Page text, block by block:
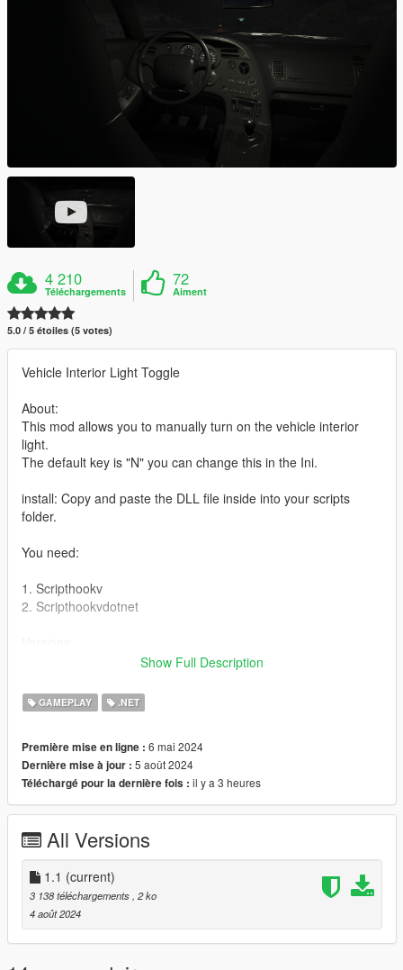
4 210
Téléchargements
72
Aiment
5.0 / 5 étoiles (5 votes)
Vehicle Interior Light Toggle
About:
This mod allows you to manually turn on the vehicle interior
light.
The default key is "N" you can change this in the Ini.
install: Copy and paste the DLL file inside into your scripts
folder.
You need:
1. Scripthookv
2. Scripthookvdotnet
Credits: @Ty6377 @OneMinuteYT
Enjoy
Show Full Description
GAMEPLAY .NET
Première mise en ligne : 6 mai 2024
Dernière mise à jour : 5 août 2024
Téléchargé pour la dernière fois : il y a 3 heures
All Versions
1.1 (current)
3 138 téléchargements, 2 ko
4 août 2024